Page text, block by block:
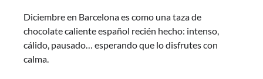
Diciembre en Barcelona es como una taza de
chocolate caliente español recién hecho: intenso,
cálido, pausado… esperando que lo disfrutes con
calma.